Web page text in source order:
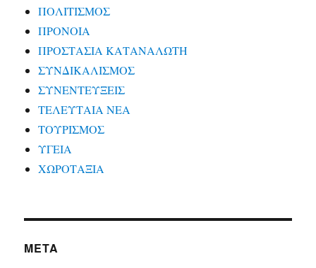
ΠΟΛΙΤΙΣΜΟΣ
ΠΡΟΝΟΙΑ
ΠΡΟΣΤΑΣΙΑ ΚΑΤΑΝΑΛΩΤΗ
ΣΥΝΔΙΚΑΛΙΣΜΟΣ
ΣΥΝΕΝΤΕΥΞΕΙΣ
ΤΕΛΕΥΤΑΙΑ ΝΕΑ
ΤΟΥΡΙΣΜΟΣ
ΥΓΕΙΑ
ΧΩΡΟΤΑΞΙΑ
META